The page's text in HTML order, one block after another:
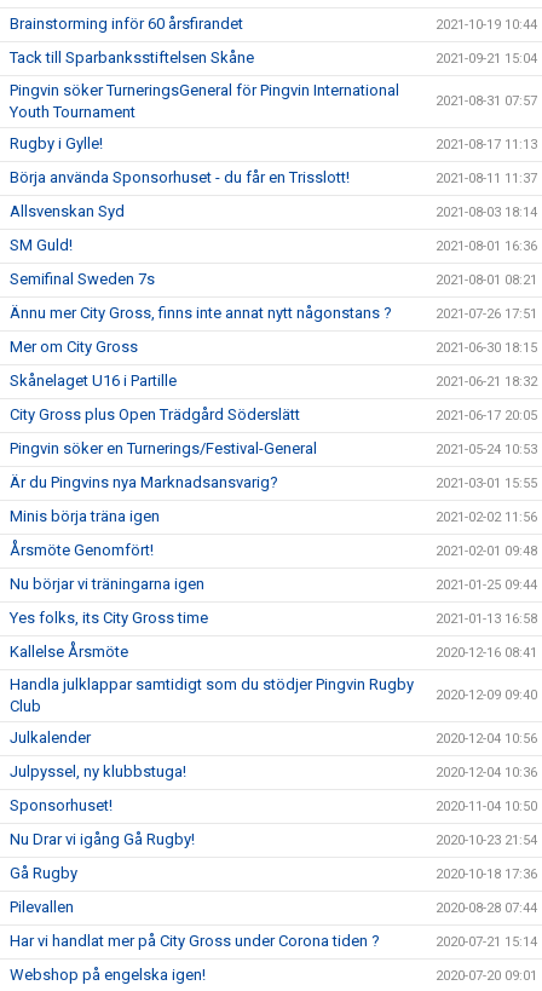
Brainstorming inför 60 årsfirandet 2021-10-19 10:44
Tack till Sparbanksstiftelsen Skåne 2021-09-21 15:04
Pingvin söker TurneringsGeneral för Pingvin International
Youth Tournament
2021-08-31 07:57
Rugby i Gylle! 2021-08-17 11:13
Börja använda Sponsorhuset - du får en Trisslott! 2021-08-11 11:37
Allsvenskan Syd 2021-08-03 18:14
SM Guld! 2021-08-01 16:36
Semifinal Sweden 7s 2021-08-01 08:21
Ännu mer City Gross, finns inte annat nytt någonstans ? 2021-07-26 17:51
Mer om City Gross 2021-06-30 18:15
Skånelaget U16 i Partille 2021-06-21 18:32
City Gross plus Open Trädgård Söderslätt 2021-06-17 20:05
Pingvin söker en Turnerings/Festival-General 2021-05-24 10:53
Är du Pingvins nya Marknadsansvarig? 2021-03-01 15:55
Minis börja träna igen 2021-02-02 11:56
Årsmöte Genomfört! 2021-02-01 09:48
Nu börjar vi träningarna igen 2021-01-25 09:44
Yes folks, its City Gross time 2021-01-13 16:58
Kallelse Årsmöte 2020-12-16 08:41
Handla julklappar samtidigt som du stödjer Pingvin Rugby
Club
2020-12-09 09:40
Julkalender 2020-12-04 10:56
Julpyssel, ny klubbstuga! 2020-12-04 10:36
Sponsorhuset! 2020-11-04 10:50
Nu Drar vi igång Gå Rugby! 2020-10-23 21:54
Gå Rugby 2020-10-18 17:36
Pilevallen 2020-08-28 07:44
Har vi handlat mer på City Gross under Corona tiden ? 2020-07-21 15:14
Webshop på engelska igen! 2020-07-20 09:01